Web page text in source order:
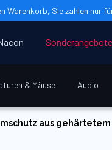
Warenkorb, Sie zahlen nur
& Mäuse Audio
Sonderangebote
aus gehärtetem